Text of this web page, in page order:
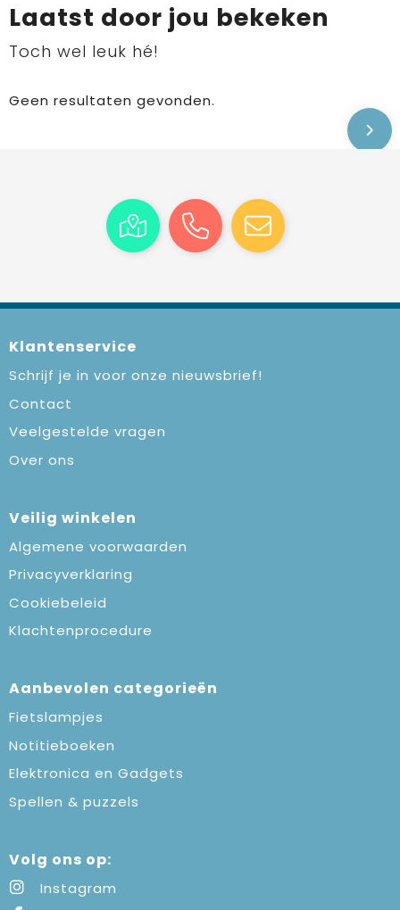
Laatst door jou bekeken
Toch wel leuk hé!
Geen resultaten gevonden.
Klantenservice
Schrijf je in voor onze nieuwsbrief!
Contact
Veelgestelde vragen
Over ons
Veilig winkelen
Algemene voorwaarden
Privacyverklaring
Cookiebeleid
Klachtenprocedure
Aanbevolen categorieën
Fietslampjes
Notitieboeken
Elektronica en Gadgets
Spellen & puzzels
Volg ons op:
Instagram